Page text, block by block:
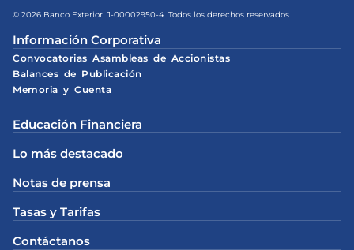
© 2026 Banco Exterior. J-00002950-4. Todos los derechos reservados.
Información Corporativa
Convocatorias Asambleas de Accionistas
Balances de Publicación
Memoria y Cuenta
Educación Financiera
Lo más destacado
Notas de prensa
Tasas y Tarifas
Contáctanos